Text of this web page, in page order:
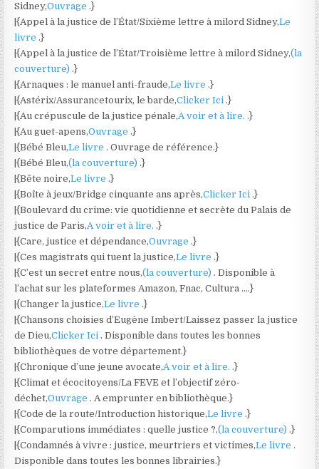
Sidney,Ouvrage.}
|{Appel à la justice de l’État/Sixième lettre à milord Sidney,Le
livre.}
|{Appel à la justice de l’État/Troisième lettre à milord Sidney,(la
couverture).}
|{Arnaques : le manuel anti-fraude,Le livre.}
|{Astérix/Assurancetourix, le barde,Clicker Ici.}
|{Au crépuscule de la justice pénale,A voir et à lire..}
|{Au guet-apens,Ouvrage.}
|{Bébé Bleu,Le livre. Ouvrage de référence.}
|{Bébé Bleu,(la couverture).}
|{Bête noire,Le livre.}
|{Boîte à jeux/Bridge cinquante ans après,Clicker Ici.}
|{Boulevard du crime: vie quotidienne et secrète du Palais de
justice de Paris,A voir et à lire..}
|{Care, justice et dépendance,Ouvrage.}
|{Ces magistrats qui tuent la justice,Le livre.}
|{C’est un secret entre nous,(la couverture). Disponible à
l’achat sur les plateformes Amazon, Fnac, Cultura ….}
|{Changer la justice,Le livre.}
|{Chansons choisies d’Eugène Imbert/Laissez passer la justice
de Dieu,Clicker Ici. Disponible dans toutes les bonnes
bibliothèques de votre département.}
|{Chronique d’une jeune avocate,A voir et à lire..}
|{Climat et écocitoyens/La FEVE et l’objectif zéro-
déchet,Ouvrage. A emprunter en bibliothèque.}
|{Code de la route/Introduction historique,Le livre.}
|{Comparutions immédiates : quelle justice ?,(la couverture).}
|{Condamnés à vivre : justice, meurtriers et victimes,Le livre.
Disponible dans toutes les bonnes librairies.}